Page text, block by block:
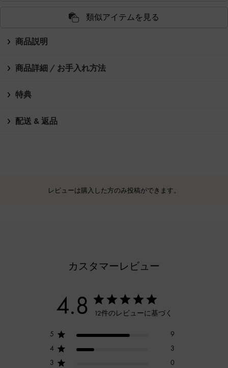
類似アイテムを見る
商品説明
商品詳細 / お手入れ方法
特典
配送 & 返品
レビューは購入した方のみ投稿ができます。
カスタマーレビュー
4.8 12件のレビューに基づく
5
9
4
3
3
0